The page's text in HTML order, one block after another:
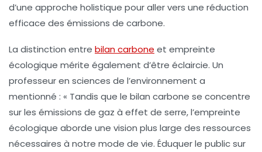
d’une approche holistique pour aller vers une réduction
efficace des émissions de carbone.
La distinction entre bilan carbone et empreinte
écologique mérite également d’être éclaircie. Un
professeur en sciences de l’environnement a
mentionné : « Tandis que le bilan carbone se concentre
sur les émissions de gaz à effet de serre, l’empreinte
écologique aborde une vision plus large des ressources
nécessaires à notre mode de vie. Éduquer le public sur